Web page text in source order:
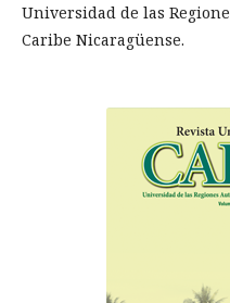
Universidad de las
Caribe Nicaragüense.